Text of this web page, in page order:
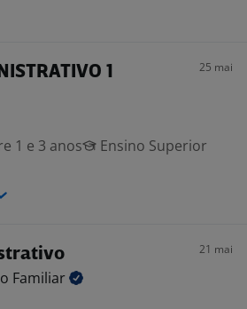
1 25 mai
1 e 3 anos
Ensino Superior
21 mai
Familiar